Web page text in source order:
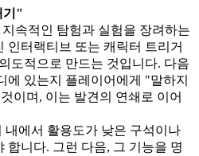
기"
속적인 탐험과 실험을 장려하는
인터랙티브 또는 캐릭터 트리거
도적으로 만드는 것입니다. 다음
에 있는지 플레이어에게 "말하지
이며, 이는 발견의 연쇄로 이어
내에서 활용도가 낮은 구석이나
합니다. 그런 다음, 그 기능을 명